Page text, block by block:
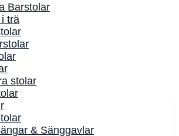
Barstolar
trä
stolar
& Sänggavlar